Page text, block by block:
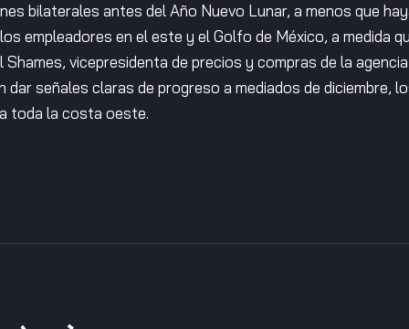
bilaterales antes del Año Nuevo Lunar, a menos que
empleadores en el este y el Golfo de México, a medida
vicepresidenta de precios y compras de la
señales claras de progreso a mediados de diciembre,
toda la costa oeste.